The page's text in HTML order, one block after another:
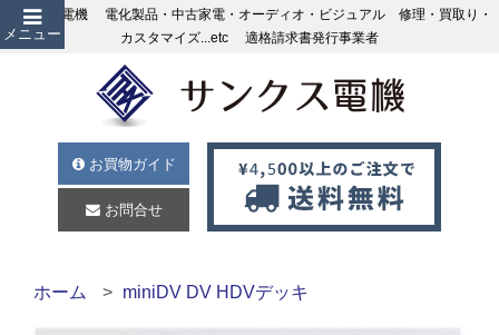
メニュー
サンクス電機 電化製品・中古家電・オーディオ・ビジュアル 修理・買取り・
カスタマイズ...etc 適格請求書発行事業者
お買物ガイド
お問合せ
ホーム miniDV DV HDVデッキ